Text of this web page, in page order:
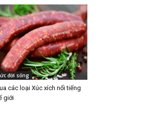
đời sống
các loại Xúc xích nổi tiếng
giới